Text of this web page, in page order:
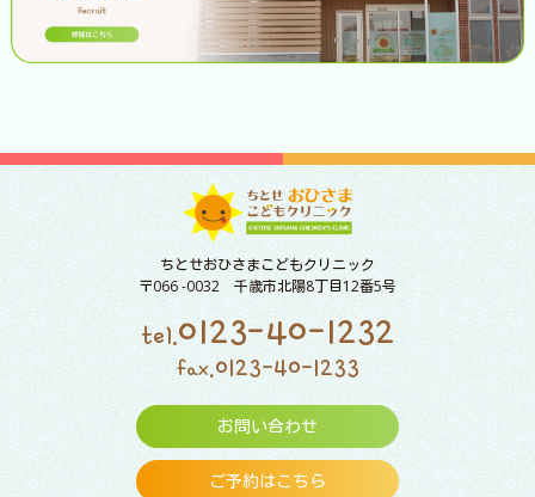
ちとせおひさまこどもクリニック
〒066 -0032 千歳市北陽8丁目12番5号
tel.0123-40-1232
fax.0123-40-1233
お問い合わせ
ご予約はこちら